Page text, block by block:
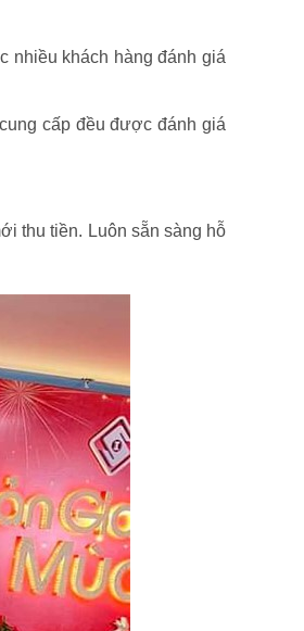
nhiều khách hàng đánh giá
cấp đều được đánh giá
thu tiền. Luôn sẵn sàng hỗ